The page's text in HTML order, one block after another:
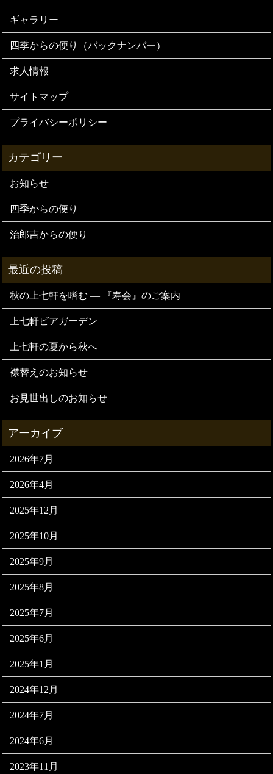
ギャラリー
四季からの便り（バックナンバー）
求人情報
サイトマップ
プライバシーポリシー
お知らせ
四季からの便り
治郎吉からの便り
秋の上七軒を嗜む — 『寿会』のご案内
上七軒ビアガーデン
上七軒の夏から秋へ
襟替えのお知らせ
お見世出しのお知らせ
2026年7月
2026年4月
2025年12月
2025年10月
2025年9月
2025年8月
2025年7月
2025年6月
2025年1月
2024年12月
2024年7月
2024年6月
2023年11月